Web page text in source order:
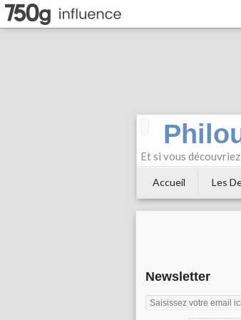
Et si vous
Accueil Les
Newsletter